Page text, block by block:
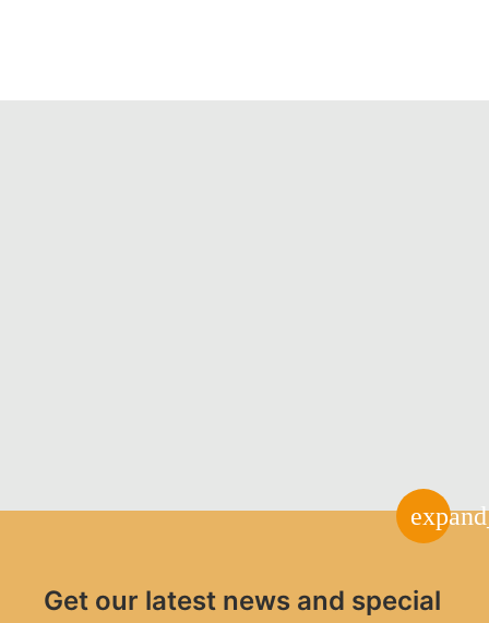
Get our latest news and special